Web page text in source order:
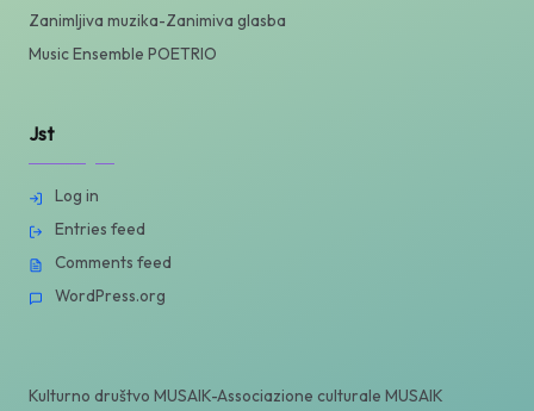
Zanimljiva muzika-Zanimiva glasba
Music Ensemble POETRIO
Jst
Log in
Entries feed
Comments feed
WordPress.org
Kulturno društvo MUSAIK-Associazione culturale MUSAIK